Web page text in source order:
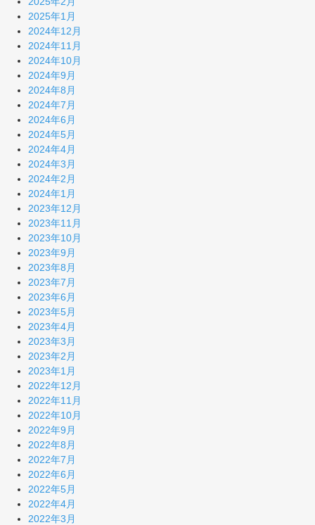
2025年1月
2024年12月
2024年11月
2024年10月
2024年9月
2024年8月
2024年7月
2024年6月
2024年5月
2024年4月
2024年3月
2024年2月
2024年1月
2023年12月
2023年11月
2023年10月
2023年9月
2023年8月
2023年7月
2023年6月
2023年5月
2023年4月
2023年3月
2023年2月
2023年1月
2022年12月
2022年11月
2022年10月
2022年9月
2022年8月
2022年7月
2022年6月
2022年5月
2022年4月
2022年3月